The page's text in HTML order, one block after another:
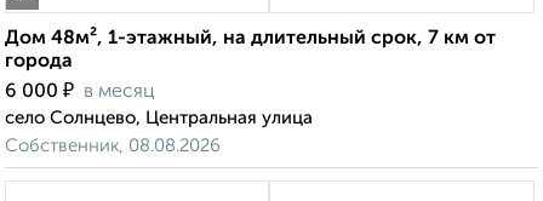
Дом 48м², 1-этажный, на длительный срок, 7 км от
города
6 000 ₽ в месяц
село Солнцево, Центральная улица
Собственник, 08.08.2026